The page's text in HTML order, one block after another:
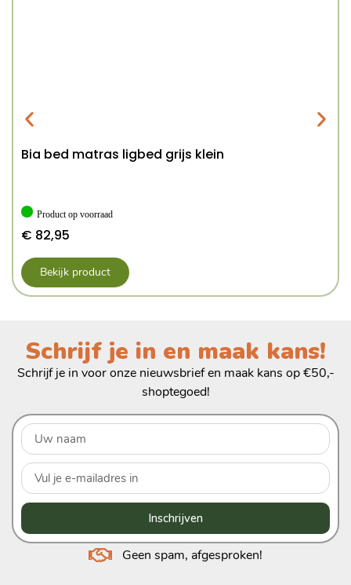
Bia bed matras ligbed grijs klein
Product op voorraad
€ 82,95
Bekijk product
Schrijf je in en maak kans!
Schrijf je in voor onze nieuwsbrief en maak kans op €50,-
shoptegoed!
Inschrijven
Geen spam, afgesproken!